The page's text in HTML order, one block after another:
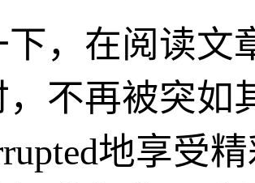
下，在阅读文
，不再被突如
地享受